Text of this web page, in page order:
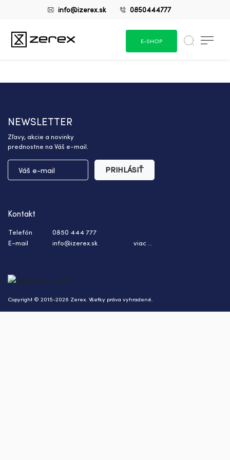
info@izerex.sk 0850444777
E-SHOP
NEWSLETTER
Zľavy, akcie a novinky
prednostne na Váš e-mail.
PRIHLÁSIŤ
Copyright © 2015-2026 Zerex. Všetky práva vyhradené.
Kontakt
Telefón
0850 444 777
E-mail
info@izerex.sk viac ...